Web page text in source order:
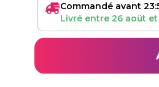
Commandé avant
Livré entre 26 août et